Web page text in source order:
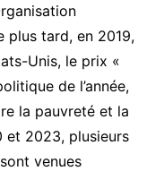
plus tard, en 2019,
Unis, le prix «
de l’année,
la pauvreté et la
et 2023, plusieurs
venues